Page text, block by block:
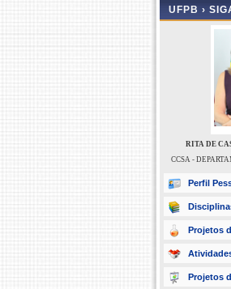
UFPB ›
RITA DE
CCSA -
Perfil
Projetos
Projetos